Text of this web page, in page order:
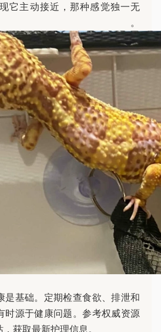
它主动接近，那种感觉独一无
。
是基础。定期检查食欲、排泄和
时源于健康问题。参考权威资源
获取最新护理信息。